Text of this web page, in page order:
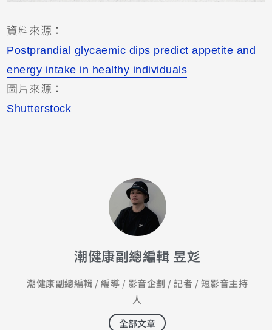
資料來源：
Postprandial glycaemic dips predict appetite and
energy intake in healthy individuals
圖片來源：
Shutterstock
潮健康副總編輯 昱彣
潮健康副總編輯 / 編導 / 影音企劃 / 記者 / 短影音主持
人
全部文章